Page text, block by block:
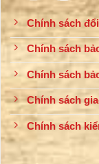
Chính sách
Chính sách
Chính sách
Chính sách
Chính sách